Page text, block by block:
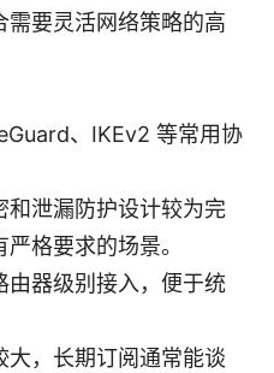
需要灵活网络策略的高
、IKEv2 等常用协
和泄漏防护设计较为完
格要求的场景。
由器级别接入，便于统
，长期订阅通常能谈